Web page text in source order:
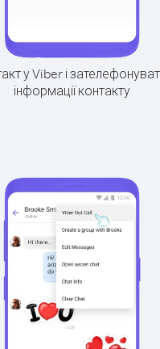
у Viber і
інформації контакту